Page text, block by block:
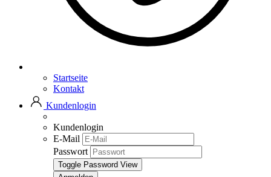
Startseite
Kontakt
Kundenlogin
Kundenlogin
E-Mail
Passwort
Toggle Password View